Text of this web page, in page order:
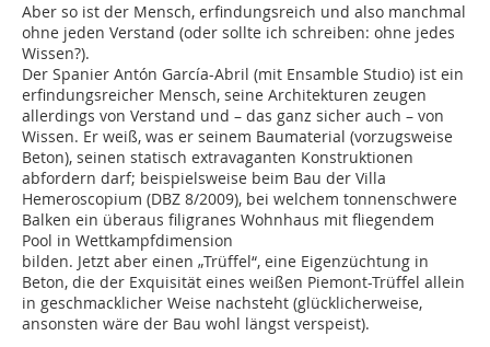
Aber so ist der Mensch, erfindungsreich und also manchmal
ohne jeden Verstand (oder sollte ich schreiben: ohne jedes
Wissen?).
Der Spanier Antón García-Abril (mit Ensamble Studio) ist ein
erfindungsreicher Mensch, seine Architekturen zeugen
allerdings von Verstand und – das ganz sicher auch – von
Wissen. Er weiß, was er seinem Baumaterial (vorzugsweise
Beton), seinen statisch extravaganten Konstruktionen
abfordern darf; beispielsweise beim Bau der Villa
Hemeroscopium (DBZ 8/2009), bei welchem tonnenschwere
Balken ein überaus filigranes Wohnhaus mit fliegen­dem
Pool in Wettkampfdimension
bilden. Jetzt aber einen „Trüffel“, eine Eigenzüchtung in
Beton, die der Exquisität eines weißen Piemont-Trüffel allein
in geschmacklicher Weise nachsteht (glücklicherweise,
ansonsten wäre der Bau wohl längst verspeist).